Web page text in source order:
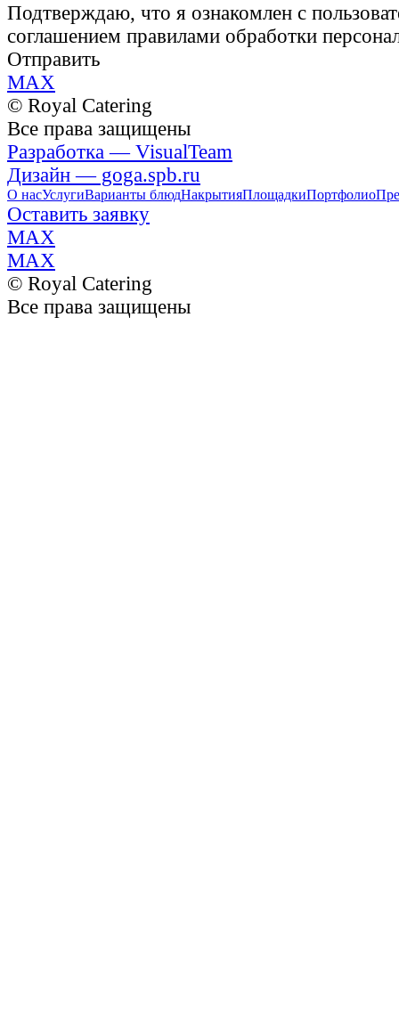
Подтверждаю, что я ознакомлен с
соглашением правилами обработки
Отправить
MAX
© Royal Catering
Все права защищены
Разработка — VisualTeam
Дизайн — goga.spb.ru
О насУслугиВарианты блюдНакрытияПлощадкиПортфолио
Оставить заявку
MAX
MAX
© Royal Catering
Все права защищены